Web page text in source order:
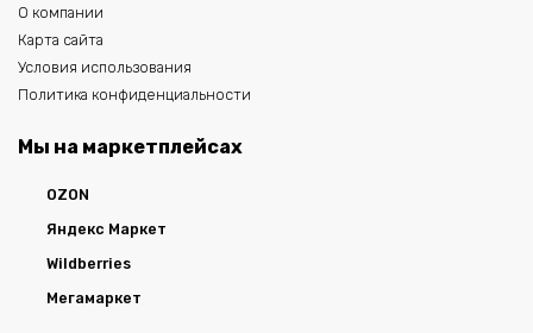
О компании
Карта сайта
Условия использования
Политика конфиденциальности
Мы на маркетплейсах
OZON
Яндекс Маркет
Wildberries
Мегамаркет